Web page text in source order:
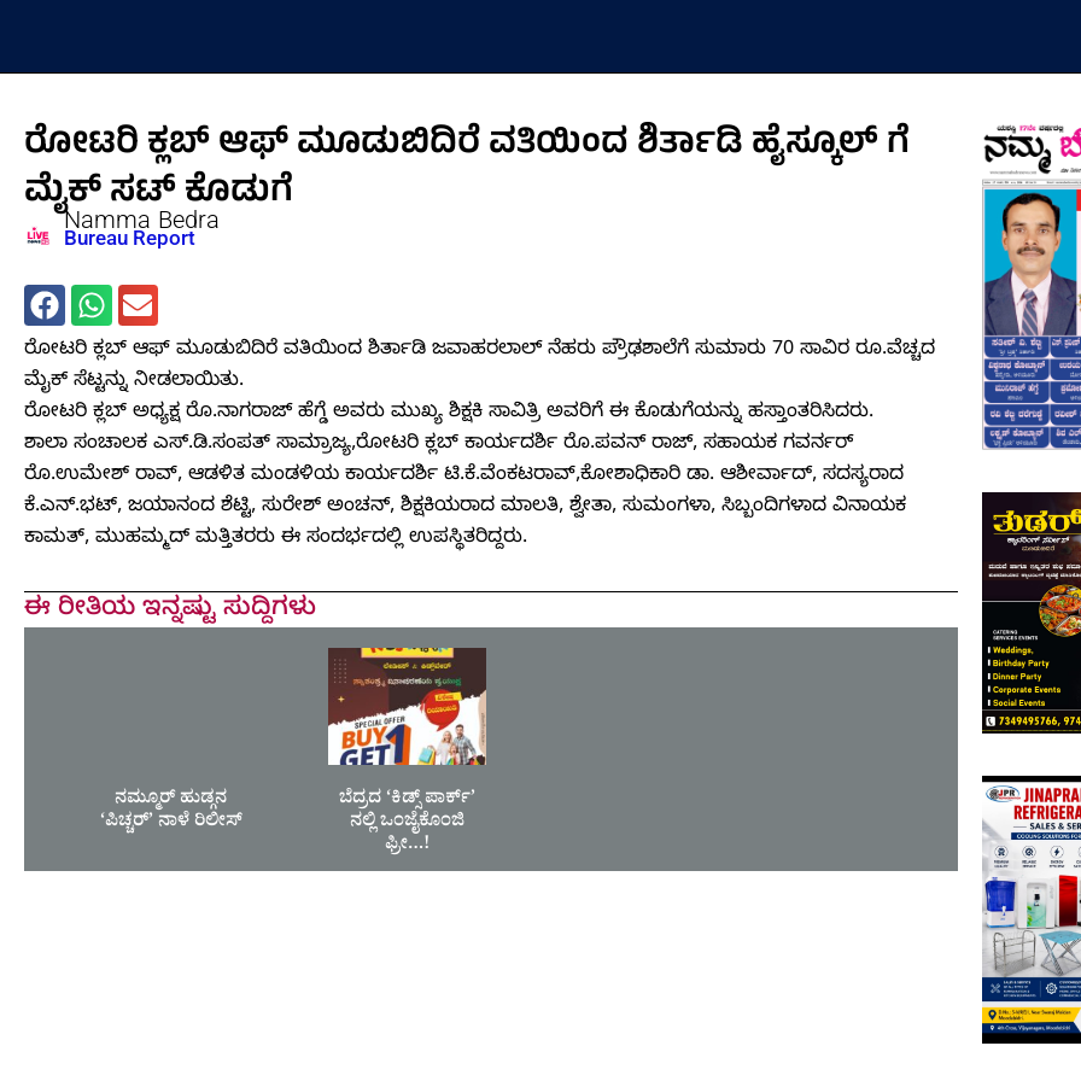
content
ರೋಟರಿ ಕ್ಲಬ್ ಆಫ್ ಮೂಡುಬಿದಿರೆ ವತಿಯಿಂದ ಶಿರ್ತಾಡಿ ಹೈಸ್ಕೂಲ್ ಗೆ
ಮೈಕ್ ಸಟ್ ಕೊಡುಗೆ
Namma Bedra
Bureau Report
ರೋಟರಿ ಕ್ಲಬ್ ಆಫ್ ಮೂಡುಬಿದಿರೆ ವತಿಯಿಂದ ಶಿರ್ತಾಡಿ ಜವಾಹರಲಾಲ್ ನೆಹರು ಪ್ರೌಢಶಾಲೆಗೆ ಸುಮಾರು 70 ಸಾವಿರ ರೂ.ವೆಚ್ಚದ
ಮೈಕ್ ಸೆಟ್ಟನ್ನು ನೀಡಲಾಯಿತು.
ರೋಟರಿ ಕ್ಲಬ್ ಅಧ್ಯಕ್ಷ ರೊ.ನಾಗರಾಜ್ ಹೆಗ್ಡೆ ಅವರು ಮುಖ್ಯ ಶಿಕ್ಷಕಿ ಸಾವಿತ್ರಿ ಅವರಿಗೆ ಈ ಕೊಡುಗೆಯನ್ನು ಹಸ್ತಾಂತರಿಸಿದರು.
ಶಾಲಾ ಸಂಚಾಲಕ ಎಸ್.ಡಿ.ಸಂಪತ್ ಸಾಮ್ರಾಜ್ಯ,ರೋಟರಿ ಕ್ಲಬ್ ಕಾರ್ಯದರ್ಶಿ ರೊ.ಪವನ್ ರಾಜ್, ಸಹಾಯಕ ಗವರ್ನರ್
ರೊ.ಉಮೇಶ್ ರಾವ್, ಆಡಳಿತ ಮಂಡಳಿಯ ಕಾರ್ಯದರ್ಶಿ ಟಿ.ಕೆ.ವೆಂಕಟರಾವ್,ಕೋಶಾಧಿಕಾರಿ ಡಾ. ಆಶೀರ್ವಾದ್, ಸದಸ್ಯರಾದ
ಕೆ.ಎನ್.ಭಟ್, ಜಯಾನಂದ ಶೆಟ್ಟಿ, ಸುರೇಶ್ ಅಂಚನ್, ಶಿಕ್ಷಕಿಯರಾದ ಮಾಲತಿ, ಶ್ವೇತಾ, ಸುಮಂಗಳಾ, ಸಿಬ್ಬಂದಿಗಳಾದ ವಿನಾಯಕ
ಕಾಮತ್, ಮುಹಮ್ಮದ್ ಮತ್ತಿತರರು ಈ ಸಂದರ್ಭದಲ್ಲಿ ಉಪಸ್ಥಿತರಿದ್ದರು.
ಈ ರೀತಿಯ ಇನ್ನಷ್ಟು ಸುದ್ದಿಗಳು
ನಮ್ಮೂರ್ ಹುಡ್ಗನ
‘ಪಿಚ್ಚರ್’ ನಾಳೆ ರಿಲೀಸ್
ಬೆದ್ರದ ‘ಕಿಡ್ಸ್ ಪಾರ್ಕ್’
ನಲ್ಲಿ ಒಂಜೈಕೊಂಜಿ
ಫ್ರೀ…!